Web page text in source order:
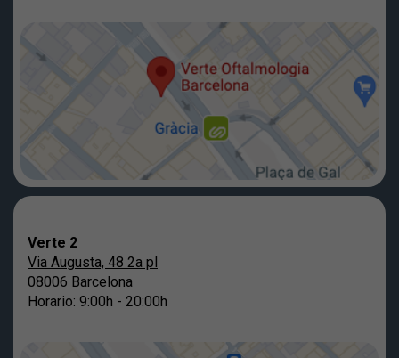
Verte 2
Via Augusta, 48 2a pl
08006 Barcelona
Horario: 9:00h - 20:00h